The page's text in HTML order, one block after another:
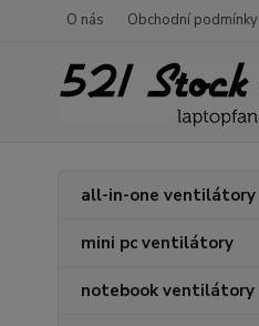
O nás Obchodní podmínky
all-in-one ventilátory
mini pc ventilátory
notebook ventilátory